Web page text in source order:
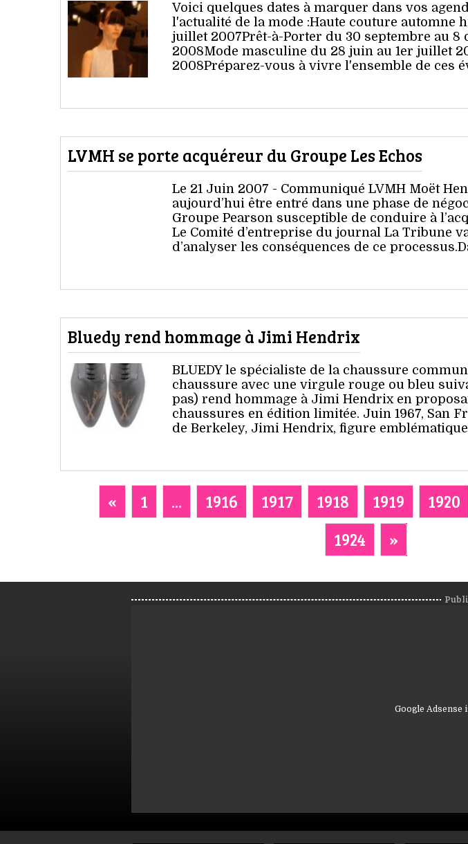
Voici quelques dates à marquer dans vos
l'actualité de la mode :Haute couture automne
juillet 2007Prêt-à-Porter du 30 septembre au 8
2008Mode masculine du 28 juin au 1er juillet
2008Préparez-vous à vivre l'ensemble de ces
LVMH se porte acquéreur du Groupe Les Echos
Le 21 Juin 2007 - Communiqué LVMH Moët
aujourd’hui être entré dans une phase de
Groupe Pearson susceptible de conduire à
Le Comité d’entreprise du journal La Tribune
d’analyser les conséquences de ce
Bluedy rend hommage à Jimi Hendrix
BLUEDY le spécialiste de la chaussure
chaussure avec une virgule rouge ou bleu
pas) rend hommage à Jimi Hendrix en
chaussures en édition limitée. Juin 1967, San
de Berkeley, Jimi Hendrix, figure
« 1 ... 1916 1917 1918 1919 1920
1924
»
Google Adsense